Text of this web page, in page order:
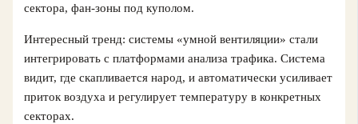
сектора, фан‑зоны под куполом.
Интересный тренд: системы «умной вентиляции» стали
интегрировать с платформами анализа трафика. Система
видит, где скапливается народ, и автоматически усиливает
приток воздуха и регулирует температуру в конкретных
секторах.